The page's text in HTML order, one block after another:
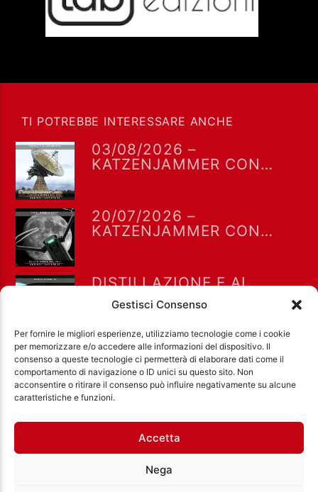
Gestisci Consenso
Per fornire le migliori esperienze, utilizziamo tecnologie come i cookie
per memorizzare e/o accedere alle informazioni del dispositivo. Il
consenso a queste tecnologie ci permetterà di elaborare dati come il
comportamento di navigazione o ID unici su questo sito. Non
acconsentire o ritirare il consenso può influire negativamente su alcune
caratteristiche e funzioni.
Accetta
Nega
TI POTREBBE INTERESSARE ANCHE
03/08/2026 –
KATZENJAMMER CON
20/07/2026 –
KATZENJAMMER CON
DISTILLAZIONE E AI.
KATZENJAMMER DEL
13/07/2026
Ass. Cult. Dissociazione - Codice fiscale:
Città Aperta via di Casal Bruciato 31/A, Roma